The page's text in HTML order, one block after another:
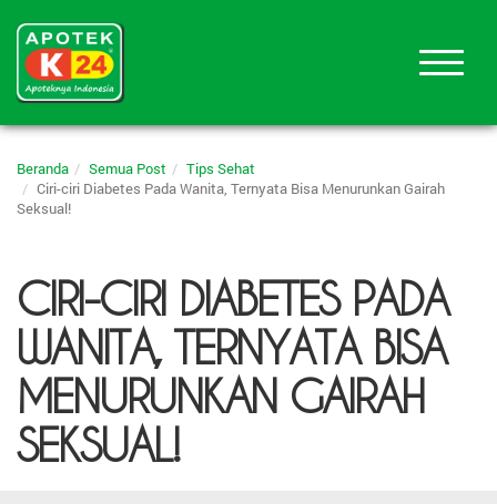
Beranda Semua Post
Tips Sehat
Ciri-ciri Diabetes Pada Wanita, Ternyata Bisa Menurunkan Gairah
Seksual!
CIRI-CIRI DIABETES PADA
WANITA, TERNYATA BISA
MENURUNKAN GAIRAH
SEKSUAL!